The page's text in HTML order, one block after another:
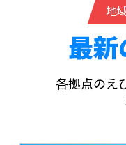
地
最新
各拠点のえ